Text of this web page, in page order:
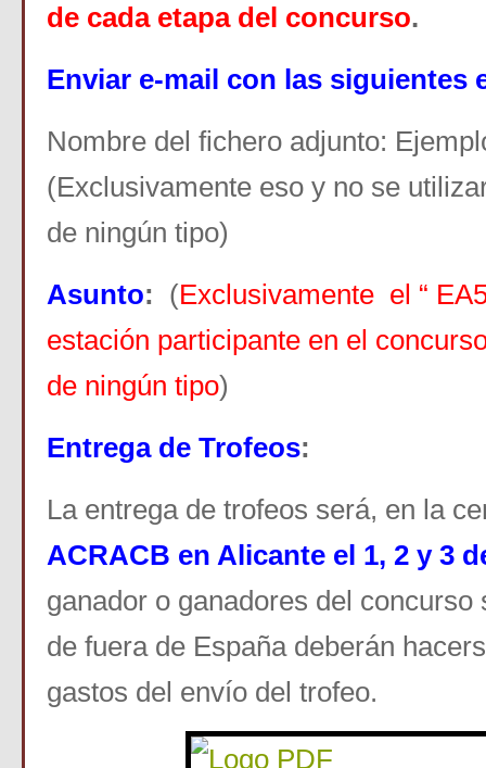
de cada etapa del concurso.
Enviar e-mail con las siguientes
Nombre del fichero adjunto:
(Exclusivamente eso y no se
de ningún tipo)
Asunto: (Exclusivamente el “
estación participante en el
de ningún tipo)
Entrega de Trofeos:
La entrega de trofeos será, en la
ACRACB en Alicante el 1, 2 y 3
ganador o ganadores del concurso
de fuera de España deberán
gastos del envío del trofeo.